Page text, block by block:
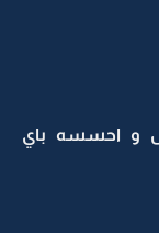
و احسسه باي